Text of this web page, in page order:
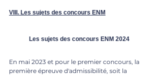
VIII. Les sujets des concours ENM
	Les sujets des concours ENM 2024
En mai 2023 et pour le premier concours, la
première épreuve d'admissibilité, soit la